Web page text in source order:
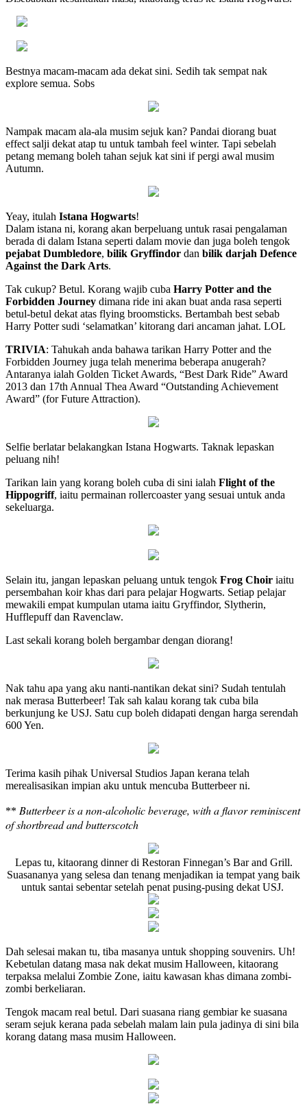
Bestnya macam-macam ada dekat sini. Sedih tak sempat nak
explore semua. Sobs
Nampak macam ala-ala musim sejuk kan? Pandai diorang buat
effect salji dekat atap tu untuk tambah feel winter. Tapi sebelah
petang memang boleh tahan sejuk kat sini if pergi awal musim
Autumn.
Yeay, itulah Istana Hogwarts!
Dalam istana ni, korang akan berpeluang untuk rasai pengalaman
berada di dalam Istana seperti dalam movie dan juga boleh tengok
pejabat Dumbledore, bilik Gryffindor dan bilik darjah Defence
Against the Dark Arts.
Tak cukup? Betul. Korang wajib cuba Harry Potter and the
Forbidden Journey dimana ride ini akan buat anda rasa seperti
betul-betul dekat atas flying broomsticks. Bertambah best sebab
Harry Potter sudi ‘selamatkan’ kitorang dari ancaman jahat. LOL
TRIVIA: Tahukah anda bahawa tarikan Harry Potter and the
Forbidden Journey juga telah menerima beberapa anugerah?
Antaranya ialah Golden Ticket Awards, “Best Dark Ride” Award
2013 dan 17th Annual Thea Award “Outstanding Achievement
Award” (for Future Attraction).
Selfie berlatar belakangkan Istana Hogwarts. Taknak lepaskan
peluang nih!
Tarikan lain yang korang boleh cuba di sini ialah Flight of the
Hippogriff, iaitu permainan rollercoaster yang sesuai untuk anda
sekeluarga.
Selain itu, jangan lepaskan peluang untuk tengok Frog Choir iaitu
persembahan koir khas dari para pelajar Hogwarts. Setiap pelajar
mewakili empat kumpulan utama iaitu Gryffindor, Slytherin,
Hufflepuff dan Ravenclaw.
Last sekali korang boleh bergambar dengan diorang!
Nak tahu apa yang aku nanti-nantikan dekat sini? Sudah tentulah
nak merasa Butterbeer! Tak sah kalau korang tak cuba bila
berkunjung ke USJ. Satu cup boleh didapati dengan harga serendah
600 Yen.
Terima kasih pihak Universal Studios Japan kerana telah
merealisasikan impian aku untuk mencuba Butterbeer ni.
** Butterbeer is a non-alcoholic beverage, with a flavor reminiscent
of shortbread and butterscotch
Lepas tu, kitaorang dinner di Restoran Finnegan’s Bar and Grill.
Suasananya yang selesa dan tenang menjadikan ia tempat yang baik
untuk santai sebentar setelah penat pusing-pusing dekat USJ.
Dah selesai makan tu, tiba masanya untuk shopping souvenirs. Uh!
Kebetulan datang masa nak dekat musim Halloween, kitaorang
terpaksa melalui Zombie Zone, iaitu kawasan khas dimana zombi-
zombi berkeliaran.
Tengok macam real betul. Dari suasana riang gembiar ke suasana
seram sejuk kerana pada sebelah malam lain pula jadinya di sini bila
korang datang masa musim Halloween.